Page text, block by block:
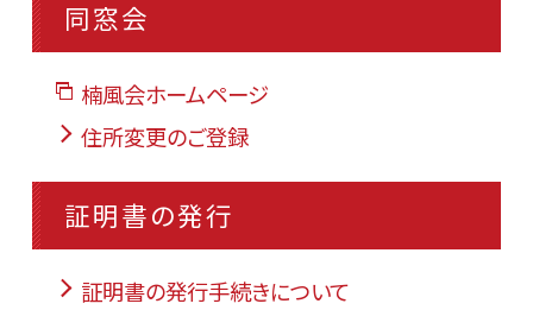
同窓会
楠風会ホームページ
住所変更のご登録
証明書の発行
証明書の発行手続きについて